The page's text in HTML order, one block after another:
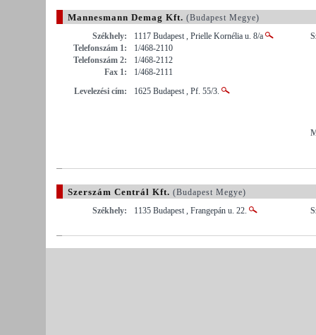
Mannesmann Demag Kft. (Budapest Megye)
Székhely:
1117 Budapest , Prielle Kornélia u. 8/a
Telefonszám 1:
1/468-2110
Telefonszám 2:
1/468-2112
Fax 1:
1/468-2111
Levelezési cím:
1625 Budapest , Pf. 55/3.
Szerszám Centrál Kft. (Budapest Megye)
Székhely:
1135 Budapest , Frangepán u. 22.